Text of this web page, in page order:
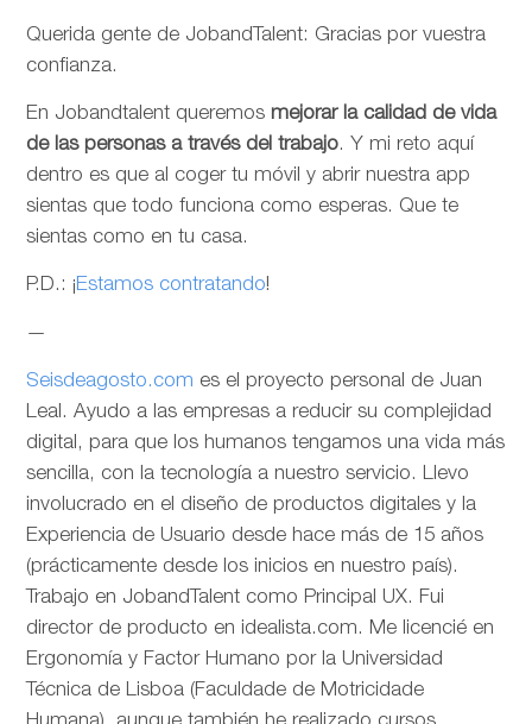
Querida gente de JobandTalent: Gracias por vuestra
confianza.
En Jobandtalent queremos mejorar la calidad de vida
de las personas a través del trabajo. Y mi reto aquí
dentro es que al coger tu móvil y abrir nuestra app
sientas que todo funciona como esperas. Que te
sientas como en tu casa.
P.D.: ¡Estamos contratando!
—
Seisdeagosto.com es el proyecto personal de Juan
Leal. Ayudo a las empresas a reducir su complejidad
digital, para que los humanos tengamos una vida más
sencilla, con la tecnología a nuestro servicio. Llevo
involucrado en el diseño de productos digitales y la
Experiencia de Usuario desde hace más de 15 años
(prácticamente desde los inicios en nuestro país).
Trabajo en JobandTalent como Principal UX. Fui
director de producto en idealista.com. Me licencié en
Ergonomía y Factor Humano por la Universidad
Técnica de Lisboa (Faculdade de Motricidade